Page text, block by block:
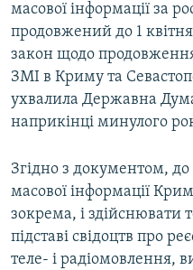
масової інформації за
продовжений до 1
закон щодо
ЗМІ в Криму та
ухвалила Державна Дума
наприкінці минулого
Згідно з документом, до
масової інформації
зокрема, і здійснювати
підставі свідоцтв про
теле- і радіомовлення,